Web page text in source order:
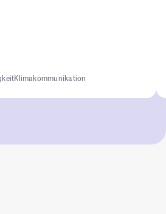
Klimakommunikation